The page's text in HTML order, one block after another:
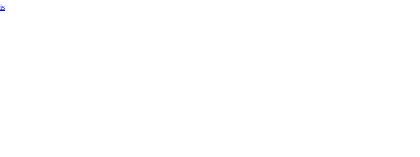
Para mais informações, visite a nossa página de cuidados domiciliários.
mercado de trabalho global por perfis de trabalho interessantes.